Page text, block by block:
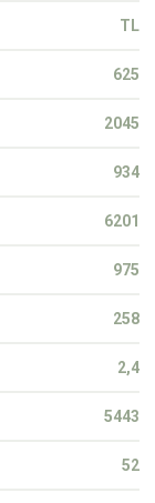
TL
625
2045
934
6201
975
258
2,4
5443
52